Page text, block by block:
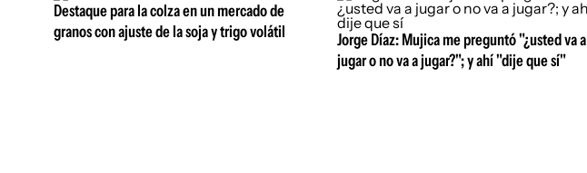
Destaque para la colza en un mercado de
granos con ajuste de la soja y trigo volátil
Jorge Díaz: Mujica me preguntó "¿usted va a
jugar o no va a jugar?"; y ahí "dije que sí"